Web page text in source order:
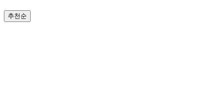
추천순